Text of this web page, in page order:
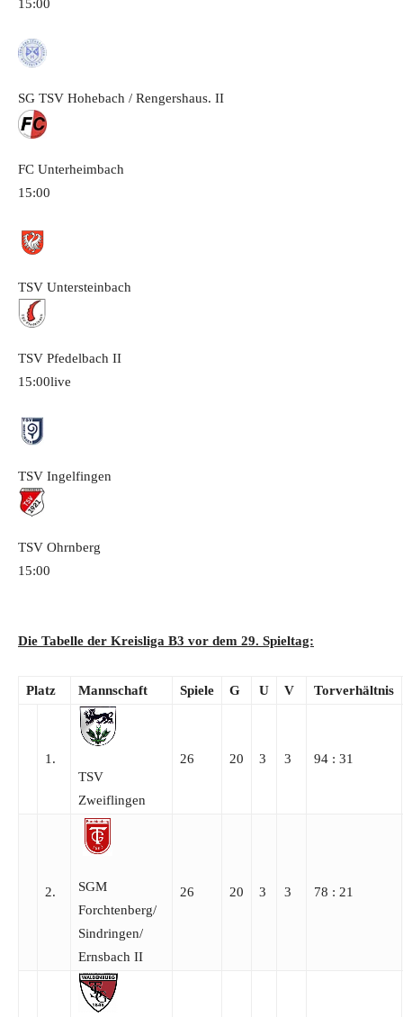
15:00
SG TSV Hohebach / Rengershaus. II
FC Unterheimbach
15:00
TSV Untersteinbach
TSV Pfedelbach II
15:00live
TSV Ingelfingen
TSV Ohrnberg
15:00
Die Tabelle der Kreisliga B3 vor dem 29. Spieltag:
Platz Mannschaft Spiele G U V Torverhältnis
1.
TSV
Zweiflingen
26 20 3 3 94 : 31
2.
SGM
Forchtenberg/​
Sindringen/​
Ernsbach II
26 20 3 3 78 : 21